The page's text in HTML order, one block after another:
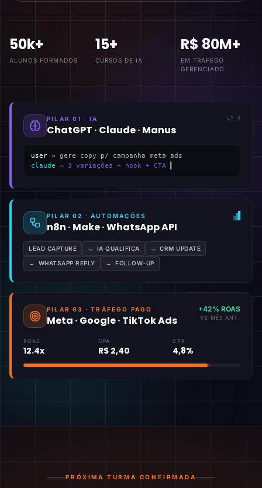
50k+
ALUNOS FORMADOS
15+
CURSOS DE IA
R$ 80M+
EM TRÁFEGO
GERENCIADO
PILAR 01 · IA
ChatGPT · Claude · Manus
v2.4
user → gere copy p/ campanha meta ads
claude → 3 variações + hook + CTA
PILAR 02 · AUTOMAÇÕES
n8n · Make · WhatsApp API
LEAD CAPTURE → IA QUALIFICA → CRM UPDATE
→ WHATSAPP REPLY → FOLLOW-UP
PILAR 03 · TRÁFEGO PAGO
Meta · Google · TikTok Ads
+42% ROAS
VS MÊS ANT.
ROAS
12.4x
CPA
R$ 2,40
CTR
4,8%
PRÓXIMA TURMA CONFIRMADA